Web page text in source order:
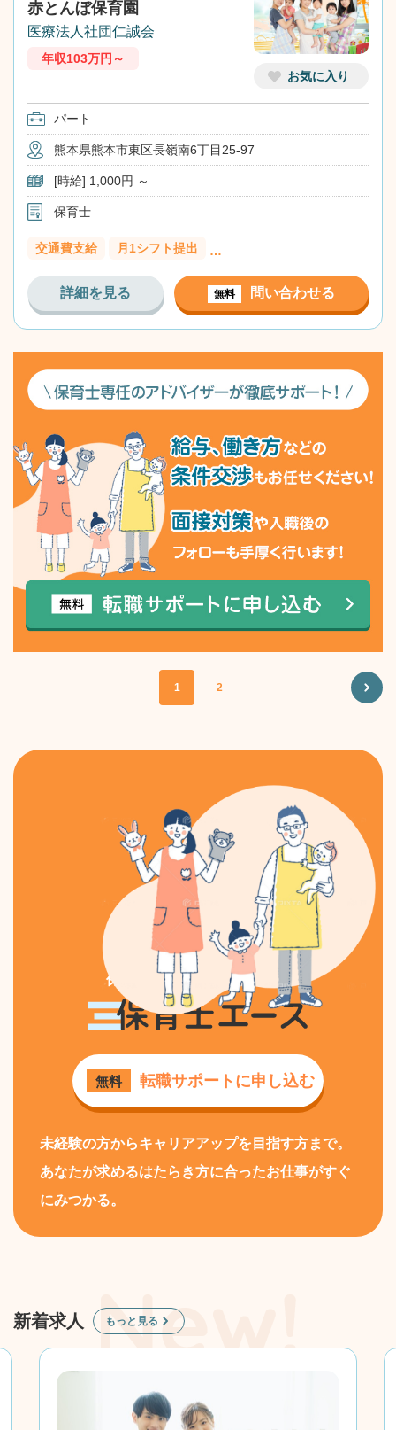
お気に入り
赤とんぼ保育園
医療法人社団仁誠会
年収103万円～
パート
熊本県熊本市東区長嶺南6丁目25-97
[時給] 1,000円 ～
保育士
交通費支給 月1シフト提出 …
詳細を見る 無料 問い合わせる
1 2
保育士専門の求人・転職なら
無料 転職サポートに申し込む
未経験の方からキャリアアップを目指す方まで。
あなたが求めるはたらき方に合ったお仕事がすぐ
にみつかる。
新着求人 もっと見る